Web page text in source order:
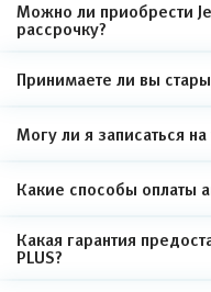
Можно ли приобрести
рассрочку?
Принимаете ли вы
Могу ли я записаться на
Какие способы оплаты
Какая гарантия
PLUS?